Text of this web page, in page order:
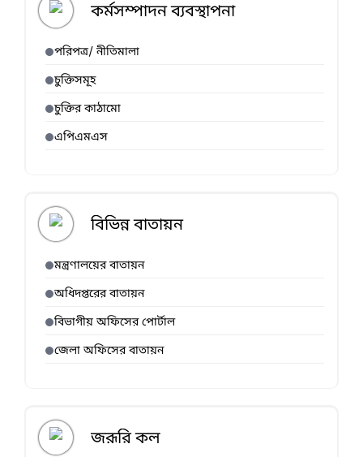
কর্মসম্পাদন ব্যবস্থাপনা
পরিপত্র/ নীতিমালা
চুক্তিসমূহ
চুক্তির কাঠামো
এপিএমএস
বিভিন্ন বাতায়ন
মন্ত্রণালয়ের বাতায়ন
অধিদপ্তরের বাতায়ন
বিভাগীয় অফিসের পোর্টাল
জেলা অফিসের বাতায়ন
জরূরি কল